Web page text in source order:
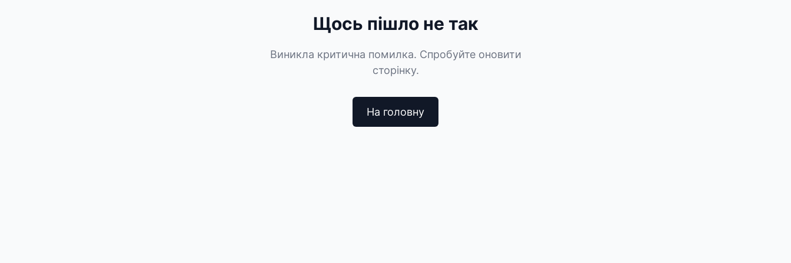
Щось пішло не так
Виникла критична помилка. Спробуйте оновити
сторінку.
На головну